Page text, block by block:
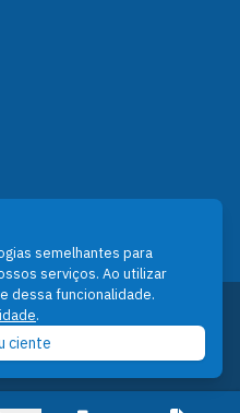
de Gestão de
NTI
semelhantes para
serviços. Ao utilizar
dessa funcionalidade.
.
ciente